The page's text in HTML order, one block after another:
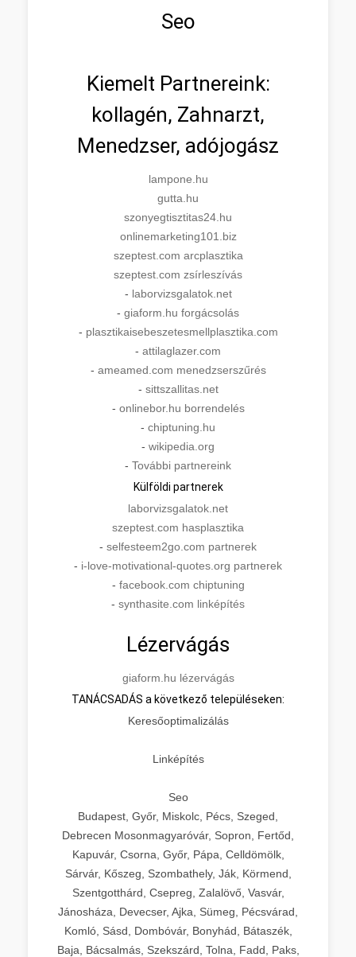
Seo
Kiemelt Partnereink:
kollagén, Zahnarzt,
Menedzser, adójogász
lampone.hu
gutta.hu
szonyegtisztitas24.hu
onlinemarketing101.biz
szeptest.com arcplasztika
szeptest.com zsírleszívás
- laborvizsgalatok.net
- giaform.hu forgácsolás
- plasztikaisebeszetesmellplasztika.com
- attilaglazer.com
- ameamed.com menedzserszűrés
- sittszallitas.net
- onlinebor.hu borrendelés
- chiptuning.hu
- wikipedia.org
- További partnereink
Külföldi partnerek
laborvizsgalatok.net
szeptest.com hasplasztika
- selfesteem2go.com partnerek
- i-love-motivational-quotes.org partnerek
- facebook.com chiptuning
- synthasite.com linképítés
Lézervágás
giaform.hu lézervágás
TANÁCSADÁS a következő településeken:
Keresőoptimalizálás
Linképítés
Seo
Budapest, Győr, Miskolc, Pécs, Szeged,
Debrecen Mosonmagyaróvár, Sopron, Fertőd,
Kapuvár, Csorna, Győr, Pápa, Celldömölk,
Sárvár, Kőszeg, Szombathely, Ják, Körmend,
Szentgotthárd, Csepreg, Zalalövő, Vasvár,
Jánosháza, Devecser, Ajka, Sümeg, Pécsvárad,
Komló, Sásd, Dombóvár, Bonyhád, Bátaszék,
Baja, Bácsalmás, Szekszárd, Tolna, Fadd, Paks,